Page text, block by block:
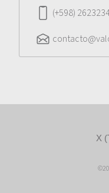
(+598)
X